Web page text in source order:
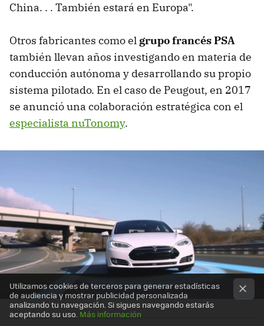
China. . . También estará en Europa".
Otros fabricantes como el grupo francés PSA
también llevan años investigando en materia de
conducción autónoma y desarrollando su propio
sistema pilotado. En el caso de Peugout, en 2017
se anunció una colaboración estratégica con el
especialista nuTonomy.
Utilizamos cookies de terceros para generar estadísticas
de audiencia y mostrar publicidad personalizada
analizando tu navegación. Si sigues navegando estarás
aceptando su uso. Más información